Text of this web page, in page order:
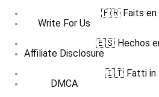
Write For Us
Affiliate Disclosure
DMCA
🇫🇷 Faits en
🇪🇸 Hechos
🇮🇹 Fatti in